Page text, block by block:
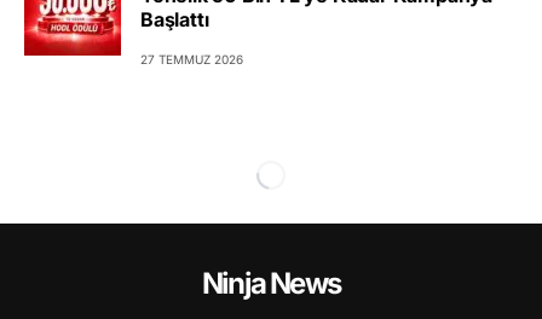
Başlattı
27 TEMMUZ 2026
Ninja News